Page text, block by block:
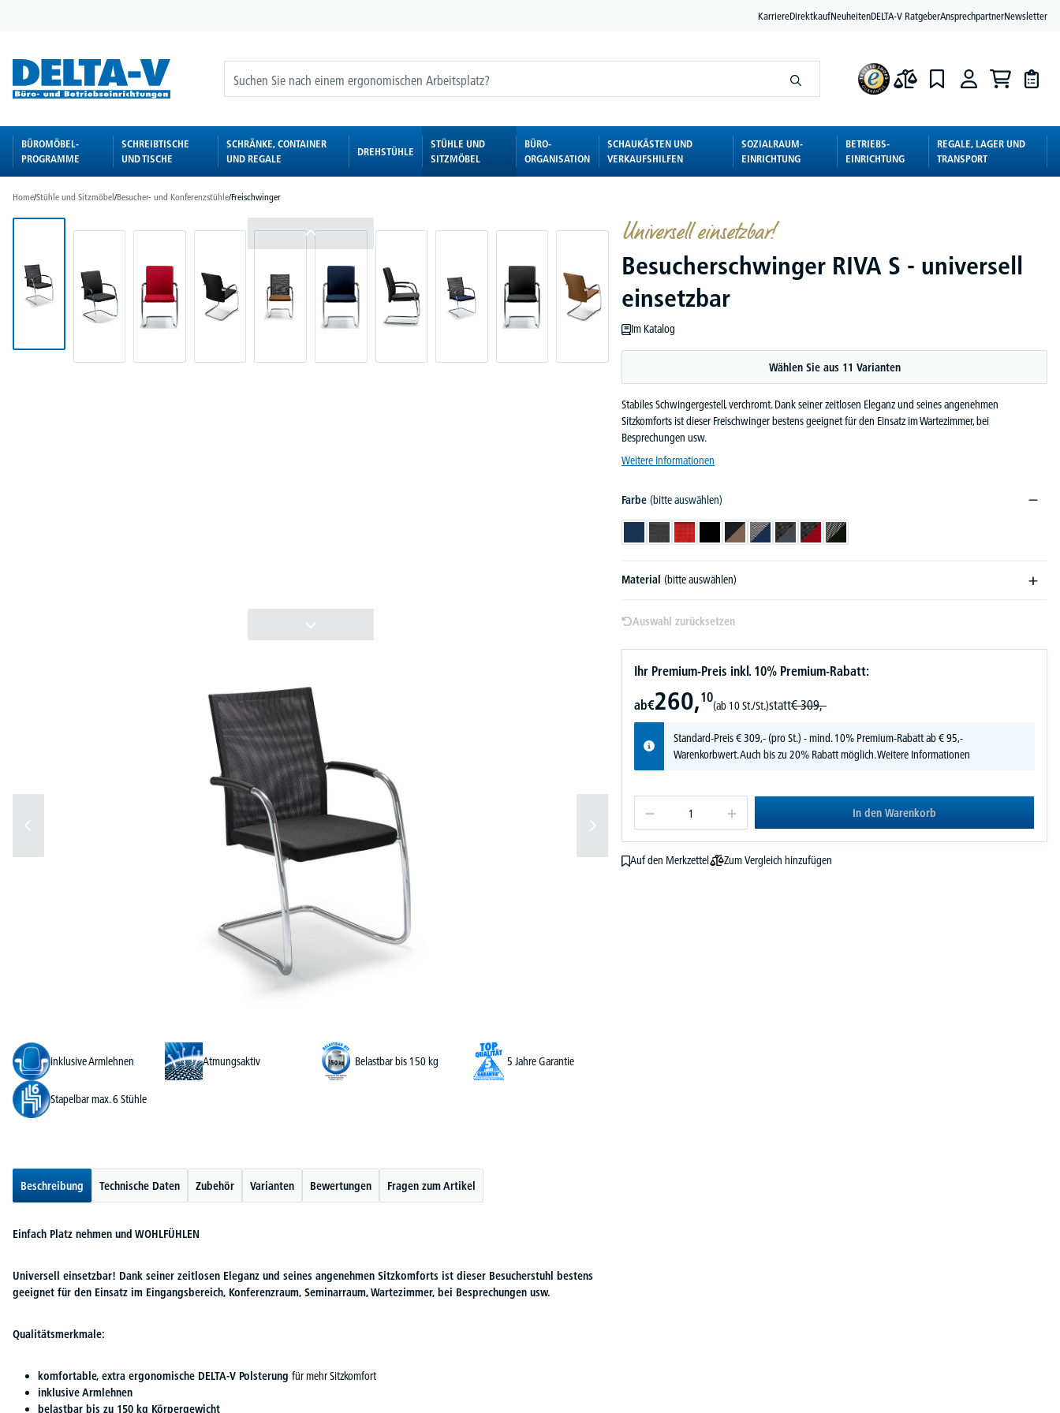
KarriereDirektkaufNeuheitenDELTA-V RatgeberAnsprechpartnerNewsletter
BÜROMÖBEL-
PROGRAMME
SCHREIBTISCHE
UND TISCHE
SCHRÄNKE, CONTAINER
UND REGALE
DREHSTÜHLE
STÜHLE UND
SITZMÖBEL
BÜRO-
ORGANISATION
SCHAUKÄSTEN UND
VERKAUFSHILFEN
SOZIALRAUM-
EINRICHTUNG
BETRIEBS-
EINRICHTUNG
REGALE, LAGER UND
TRANSPORT
Home/Stühle und Sitzmöbel/Besucher- und Konferenzstühle/Freischwinger
Universell einsetzbar!
Besucherschwinger RIVA S - universell
einsetzbar
Im Katalog
Wählen Sie aus 11 Varianten
Stabiles Schwingergestell, verchromt. Dank seiner zeitlosen Eleganz und seines angenehmen
Sitzkomforts ist dieser Freischwinger bestens geeignet für den Einsatz im Wartezimmer, bei
Besprechungen usw.
Weitere Informationen
Farbe (bitte auswählen)
Schwarz Schwarz/BraunSchwarz/Dunkelblau
Schwarz/Dunkelgrau
Schwarz/RotSchwarz/Schwarz
Material (bitte auswählen)
Auswahl zurücksetzen
Ihr Premium-Preis inkl. 10% Premium-Rabatt:
ab€260,10
(ab 10 St./St.)statt€ 309,-
Standard-Preis€309,-(pro St.) - mind. 10% Premium-Rabatt ab € 95,-
Warenkorbwert. Auch bis zu 20% Rabatt möglich.Weitere Informationen
In den Warenkorb
Auf den Merkzettel Zum Vergleich hinzufügen
inklusive Armlehnen Atmungsaktiv Belastbar bis 150 kg 5 Jahre Garantie
Stapelbar max. 6 Stühle
Beschreibung Technische Daten Zubehör Varianten Bewertungen Fragen zum Artikel
Einfach Platz nehmen und WOHLFÜHLEN
Universell einsetzbar! Dank seiner zeitlosen Eleganz und seines angenehmen Sitzkomforts ist dieser Besucherstuhl bestens
geeignet für den Einsatz im Eingangsbereich, Konferenzraum, Seminarraum, Wartezimmer, bei Besprechungen usw.
Qualitätsmerkmale:
komfortable, extra ergonomische DELTA-V Polsterung für mehr Sitzkomfort
inklusive Armlehnen
belastbar bis zu 150 kg Körpergewicht